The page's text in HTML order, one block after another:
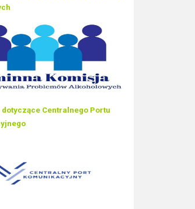
Centralnego Portu